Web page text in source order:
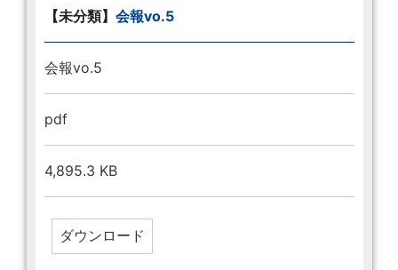
【未分類】 会報vo.5
会報vo.5
pdf
4,895.3 KB